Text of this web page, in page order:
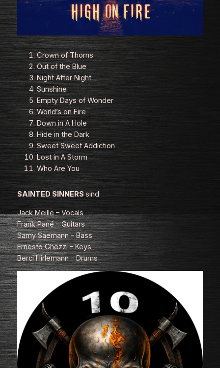
Crown of Thorns
Out of the Blue
Night After Night
Sunshine
Empty Days of Wonder
World’s on Fire
Down in A Hole
Hide in the Dark
Sweet Sweet Addiction
Lost in A Storm
Who Are You
SAINTED SINNERSsind:
Jack Meille – Vocals
Frank Pané – Guitars
Samy Saemann – Bass
Ernesto Ghezzi – Keys
Berci Hirlemann – Drums